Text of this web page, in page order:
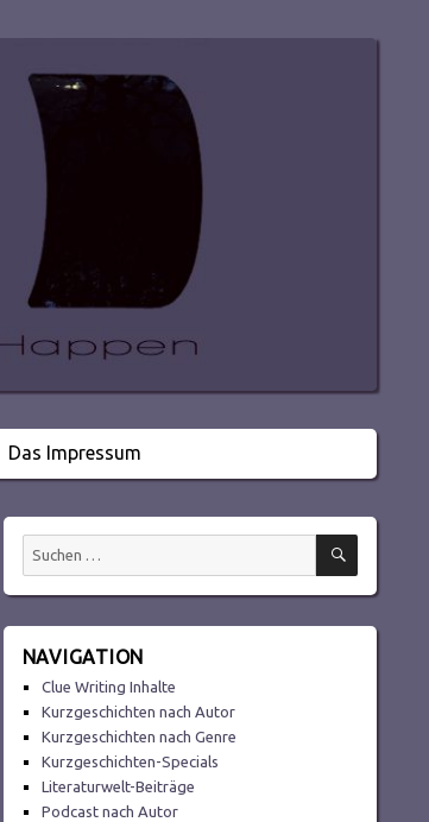
Das Impressum
Suchen
SUCHEN
NAVIGATION
Clue Writing Inhalte
Kurzgeschichten nach Autor
Kurzgeschichten nach Genre
Kurzgeschichten-Specials
Literaturwelt-Beiträge
Podcast nach Autor